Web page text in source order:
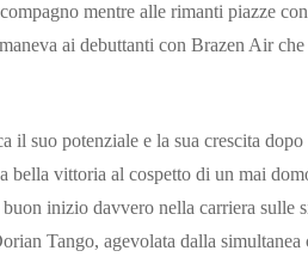
mentre alle rimanti piazze
ai debuttanti con Brazen Air
il suo potenziale e la sua crescita
bella vittoria al cospetto di un mai
inizio davvero nella carriera sulle
Tango, agevolata dalla